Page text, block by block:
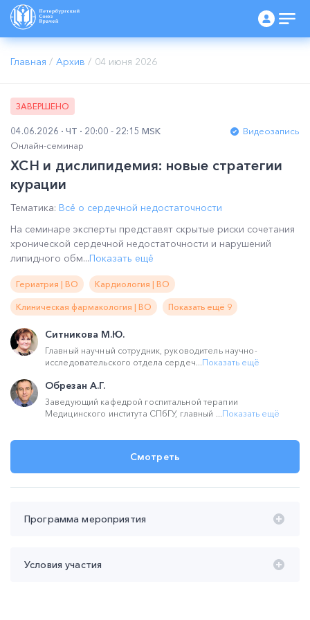
Главная / Архив / 04 июня 2026
ЗАВЕРШЕНО
04.06.2026 ЧТ 20:00 - 22:15 MSK
Видеозапись
Онлайн-семинар
ХСН и дислипидемия: новые стратегии
курации
Тематика: Всё о сердечной недостаточности
На семинаре эксперты представят скрытые риски сочетания
хронической сердечной недостаточности и нарушений
липидного обм...Показать ещё
Гериатрия | ВО Кардиология | ВО
Клиническая фармакология | ВО Показать ещё 9
Ситникова М.Ю.
Главный научный сотрудник, руководитель научно-
исследовательского отдела сердеч...Показать ещё
Обрезан А.Г.
Заведующий кафедрой госпитальной терапии
Медицинского института СПбГУ, главный ...Показать ещё
Смотреть
Программа мероприятия
Условия участия